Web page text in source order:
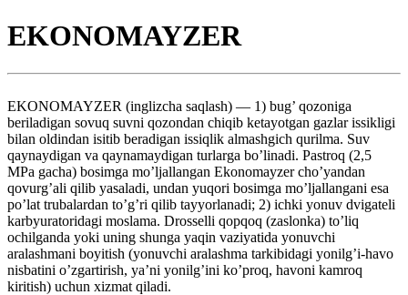
EKONOMAYZER
EKONOMAYZER (inglizcha saqlash) — 1) bug’ qozoniga
beriladigan sovuq suvni qozondan chiqib ketayotgan gazlar issikligi
bilan oldindan isitib beradigan issiqlik almashgich qurilma. Suv
qaynaydigan va qaynamaydigan turlarga bo’linadi. Pastroq (2,5
MPa gacha) bosimga mo’ljallangan Ekonomayzer cho’yandan
qovurg’ali qilib yasaladi, undan yuqori bosimga mo’ljallangani esa
po’lat trubalardan to’g’ri qilib tayyorlanadi; 2) ichki yonuv dvigateli
karbyuratoridagi moslama. Drosselli qopqoq (zaslonka) to’liq
ochilganda yoki uning shunga yaqin vaziyatida yonuvchi
aralashmani boyitish (yonuvchi aralashma tarkibidagi yonilg’i-havo
nisbatini o’zgartirish, ya’ni yonilg’ini ko’proq, havoni kamroq
kiritish) uchun xizmat qiladi.